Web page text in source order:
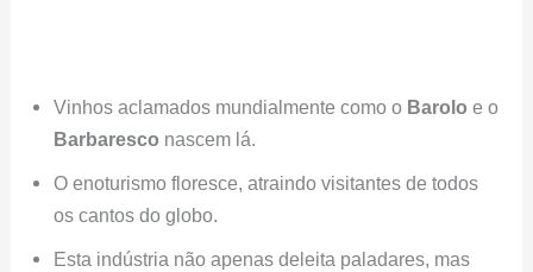
Vinhos aclamados mundialmente como o Barolo e o
Barbaresco nascem lá.
O enoturismo floresce, atraindo visitantes de todos
os cantos do globo.
Esta indústria não apenas deleita paladares, mas